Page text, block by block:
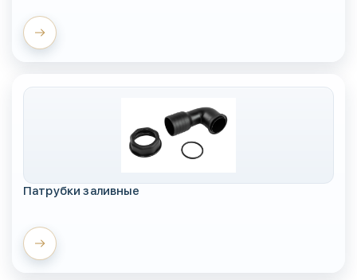
Патрубки заливные